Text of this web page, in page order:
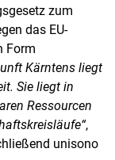
zum
das EU-
Form
Kärntens liegt
Sie liegt in
Ressourcen
,
unisono